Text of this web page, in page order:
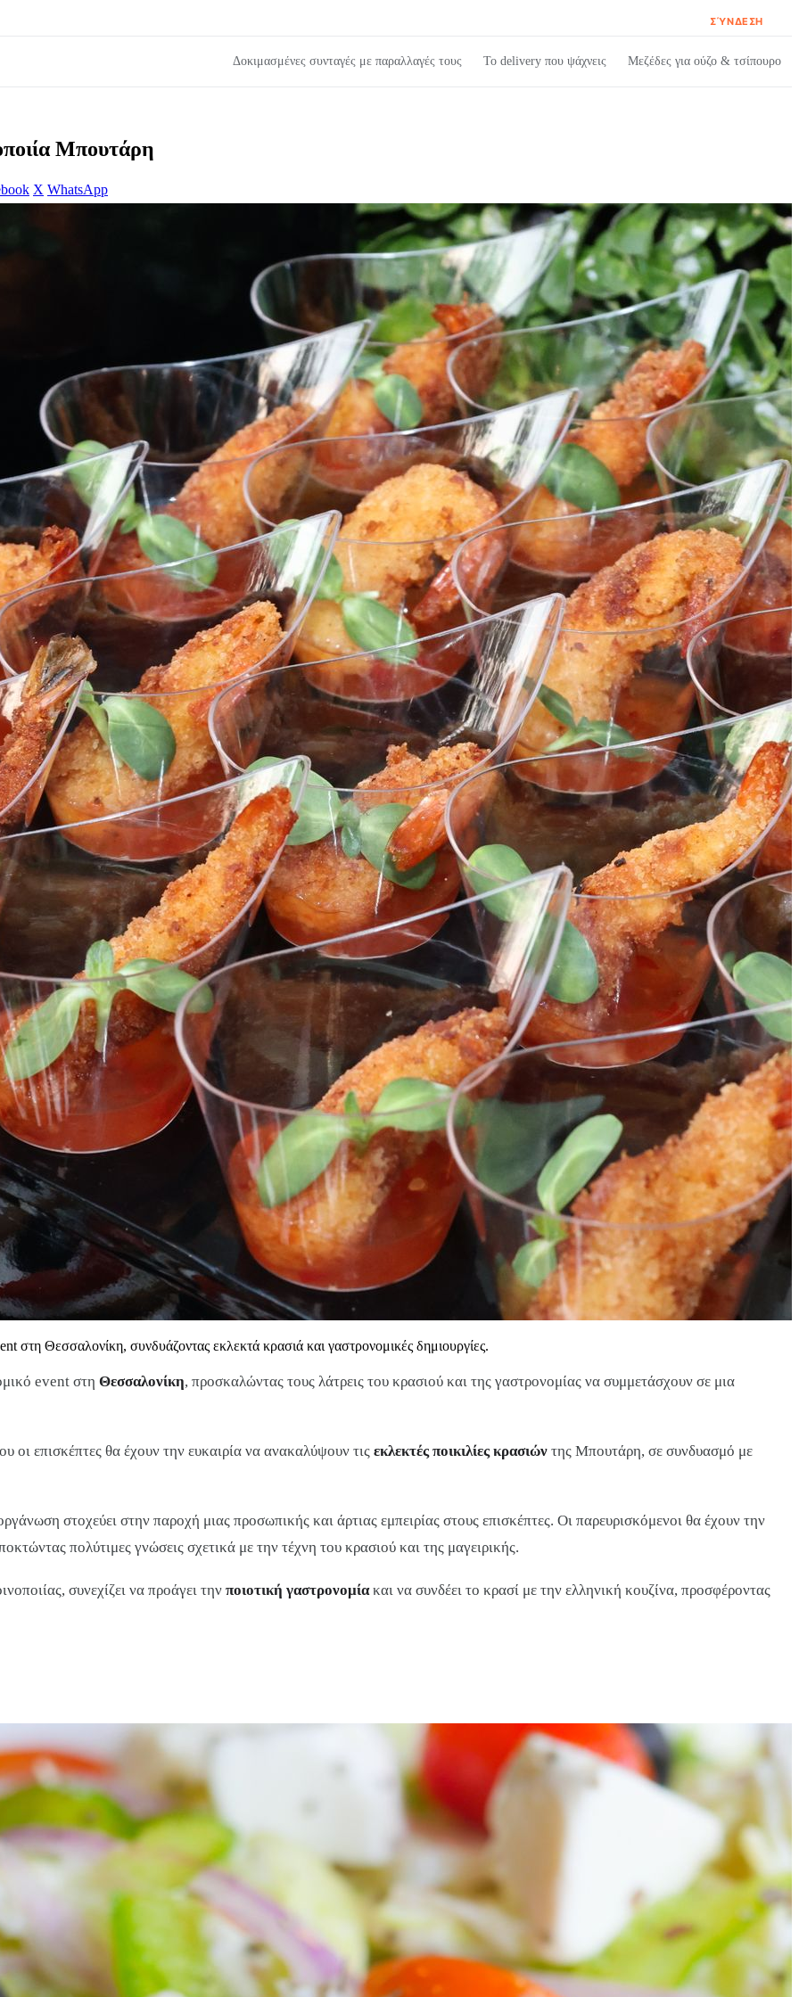
ΣΎΝΔΕΣΗ
Δοκιμασμένες συνταγές με παραλλαγές τους Το delivery που ψάχνεις Μεζέδες για ούζο & τσίπουρο
Μπουτάρη
X WhatsApp
στη Θεσσαλονίκη, συνδυάζοντας εκλεκτά κρασιά και γαστρονομικές δημιουργίες.
event στη Θεσσαλονίκη, προσκαλώντας τους λάτρεις του κρασιού και της γαστρονομίας να συμμετάσχουν σε μια
επισκέπτες θα έχουν την ευκαιρία να ανακαλύψουν τις εκλεκτές ποικιλίες κρασιών της Μπουτάρη, σε συνδυασμό με
στοχεύει στην παροχή μιας προσωπικής και άρτιας εμπειρίας στους επισκέπτες. Οι παρευρισκόμενοι θα έχουν την
πολύτιμες γνώσεις σχετικά με την τέχνη του κρασιού και της μαγειρικής.
συνεχίζει να προάγει την ποιοτική γαστρονομίακαι να συνδέει το κρασί με την ελληνική κουζίνα, προσφέροντας